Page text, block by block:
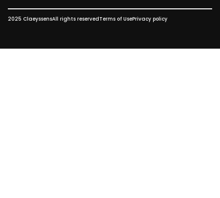
2025 ClaeyssensAll rights reservedTerms of UsePrivacy policy